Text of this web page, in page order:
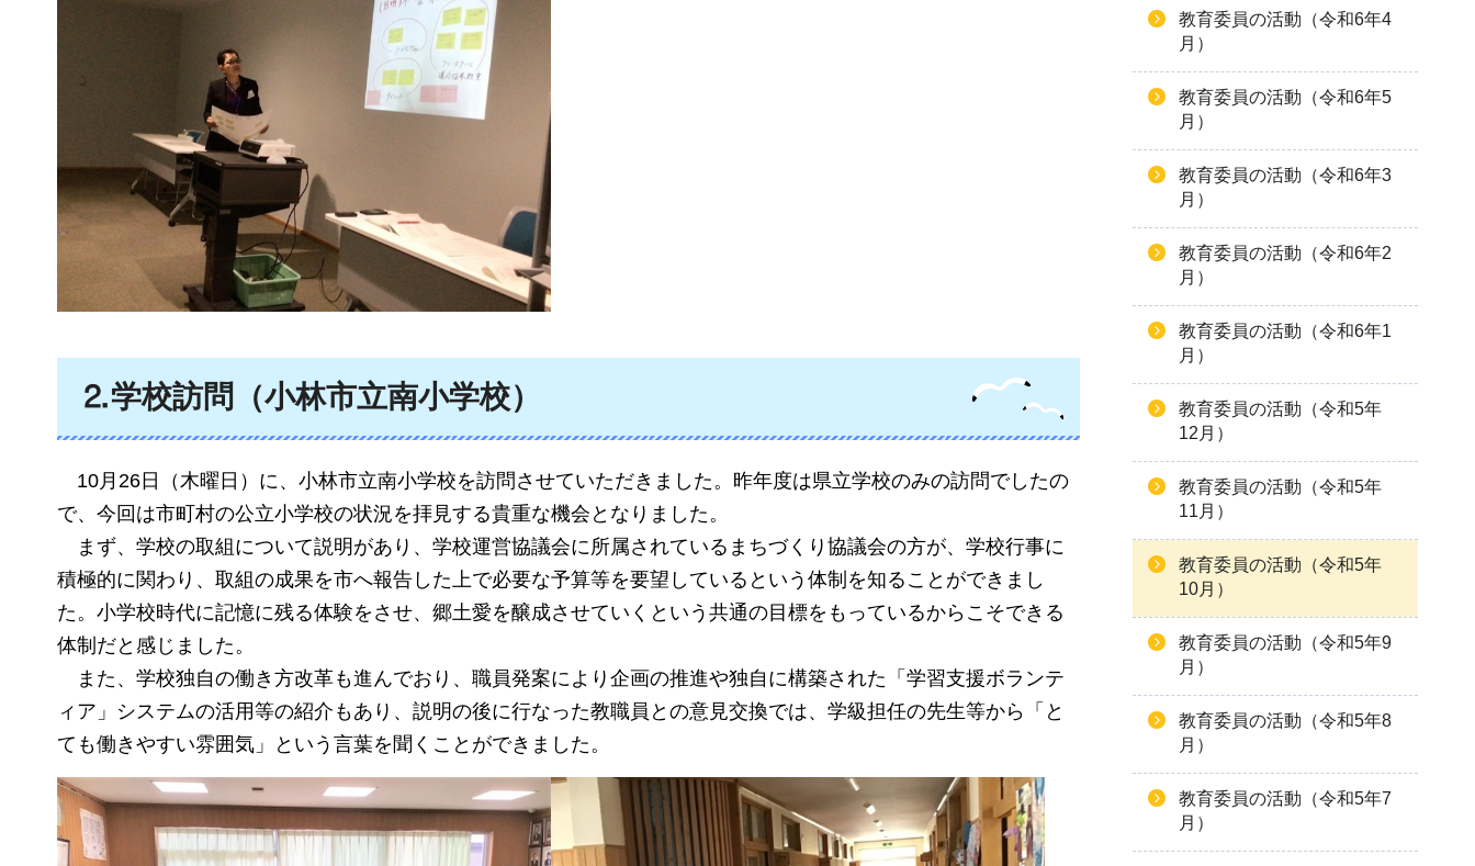
⒉学校訪問（小林市立南小学校）
10月26日（木曜日）に、小林市立南小学校を訪問させていただきました。昨年度は県立学校のみの訪問でしたの
で、今回は市町村の公立小学校の状況を拝見する貴重な機会となりました。
まず、学校の取組について説明があり、学校運営協議会に所属されているまちづくり協議会の方が、学校行事に
積極的に関わり、取組の成果を市へ報告した上で必要な予算等を要望しているという体制を知ることができまし
た。小学校時代に記憶に残る体験をさせ、郷土愛を醸成させていくという共通の目標をもっているからこそできる
体制だと感じました。
また、学校独自の働き方改革も進んでおり、職員発案により企画の推進や独自に構築された「学習支援ボランテ
ィア」システムの活用等の紹介もあり、説明の後に行なった教職員との意見交換では、学級担任の先生等から「と
ても働きやすい雰囲気」という言葉を聞くことができました。
教育委員の活動（令和6年4
月）
教育委員の活動（令和6年5
月）
教育委員の活動（令和6年3
月）
教育委員の活動（令和6年2
月）
教育委員の活動（令和6年1
月）
教育委員の活動（令和5年
12月）
教育委員の活動（令和5年
11月）
教育委員の活動（令和5年
10月）
教育委員の活動（令和5年9
月）
教育委員の活動（令和5年8
月）
教育委員の活動（令和5年7
月）